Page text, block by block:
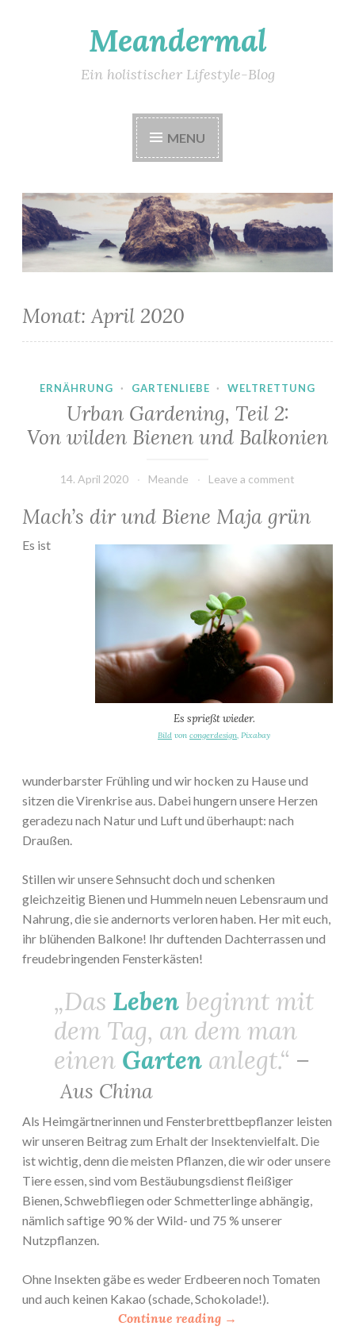
Meandermal
Ein holistischer Lifestyle-Blog
MENU
Monat:April 2020
ERNÄHRUNG · GARTENLIEBE · WELTRETTUNG
Urban Gardening, Teil 2:
Von wilden Bienen und Balkonien
14. April 2020 Meande Leave a comment
Mach’s dir und Biene Maja grün
Es sprießt wieder.
Bild von congerdesign, Pixabay
Es ist
wunderbarster Frühling und wir hocken zu Hause und
sitzen die Virenkrise aus. Dabei hungern unsere Herzen
geradezu nach Natur und Luft und überhaupt: nach
Draußen.
Stillen wir unsere Sehnsucht doch und schenken
gleichzeitig Bienen und Hummeln neuen Lebensraum und
Nahrung, die sie andernorts verloren haben. Her mit euch,
ihr blühenden Balkone! Ihr duftenden Dachterrassen und
freudebringenden Fensterkästen!
„Das Leben beginnt mit
dem Tag, an dem man
einen Garten anlegt.“ –
Aus China
Als Heimgärtnerinnen und Fensterbrettbepflanzer leisten
wir unseren Beitrag zum Erhalt der Insektenvielfalt. Die
ist wichtig, denn die meisten Pflanzen, die wir oder unsere
Tiere essen, sind vom Bestäubungsdienst fleißiger
Bienen, Schwebfliegen oder Schmetterlinge abhängig,
nämlich saftige 90 % der Wild- und 75 % unserer
Nutzpflanzen.
Ohne Insekten gäbe es weder Erdbeeren noch Tomaten
und auch keinen Kakao (schade, Schokolade!).
Continue reading „→